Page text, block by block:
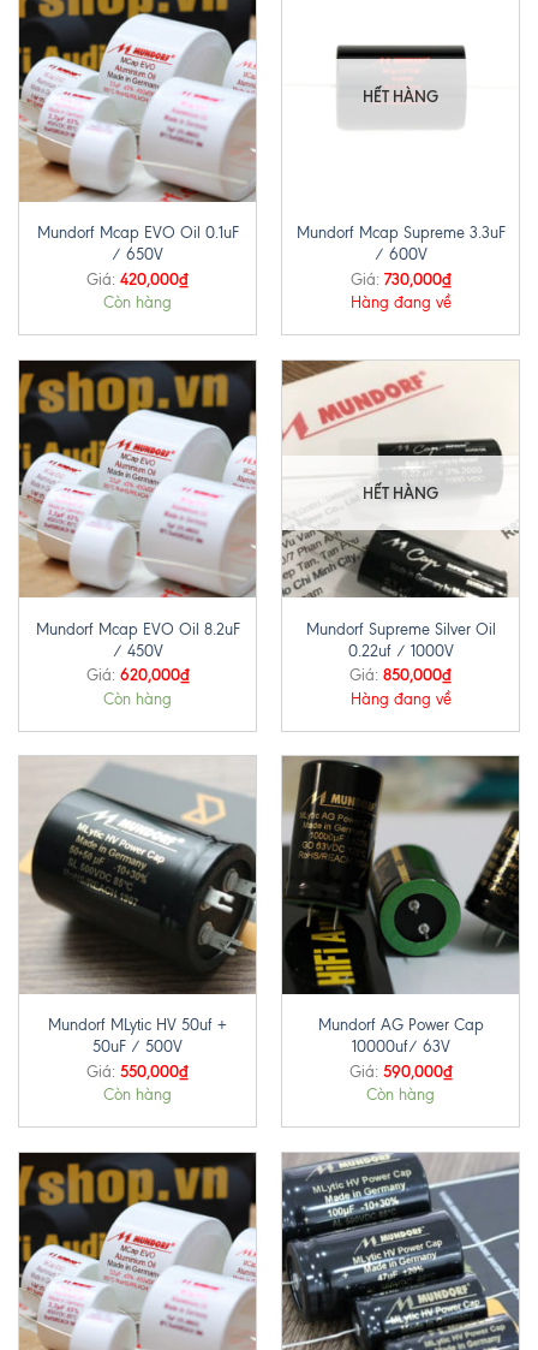
Mundorf Mcap EVO Oil 0.1uF
/ 650V
Giá: 420,000₫
Còn hàng
HẾT HÀNG
Mundorf Mcap Supreme 3.3uF
/ 600V
Giá: 730,000₫
Hàng đang về
Mundorf Mcap EVO Oil 8.2uF
/ 450V
Giá: 620,000₫
Còn hàng
HẾT HÀNG
Mundorf Supreme Silver Oil
0.22uf / 1000V
Giá: 850,000₫
Hàng đang về
Mundorf MLytic HV 50uf +
50uF / 500V
Giá: 550,000₫
Còn hàng
Mundorf AG Power Cap
10000uf/ 63V
Giá: 590,000₫
Còn hàng